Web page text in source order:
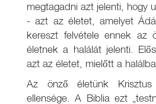
megtagadni azt jelenti, hogy
- azt az életet, amelyet
kereszt felvétele ennek az
életnek a halálát jelenti.
azt az életet, mielőtt a
Az önző életünk Krisztus
ellensége. A Biblia ezt